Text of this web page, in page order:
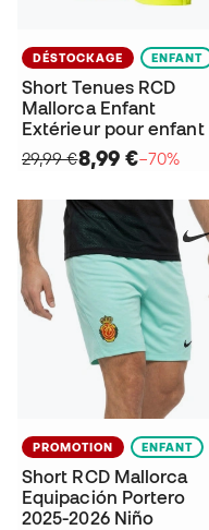
DÉSTOCKAGE ENFANT
Short Tenues RCD
Mallorca Enfant
Extérieur pour enfant
29,99 €8,99 €−70%
PROMOTION ENFANT
Short RCD Mallorca
Equipación Portero
2025-2026 Niño